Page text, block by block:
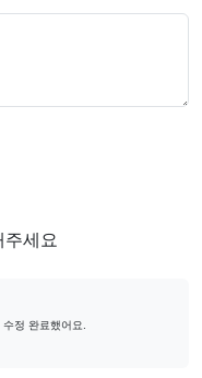
주세요
정 완료했어요.